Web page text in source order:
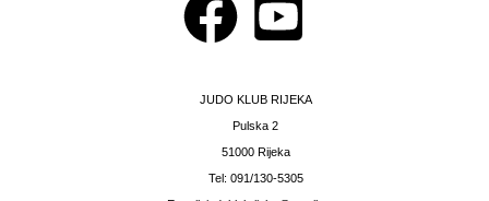
JUDO KLUB RIJEKA
Pulska 2
51000 Rijeka
Tel: 091/130-5305